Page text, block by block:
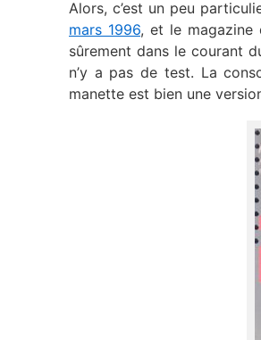
Alors, c’est un peu
mars 1996, et le magazine
sûrement dans le courant
n’y a pas de test. La
manette est bien une